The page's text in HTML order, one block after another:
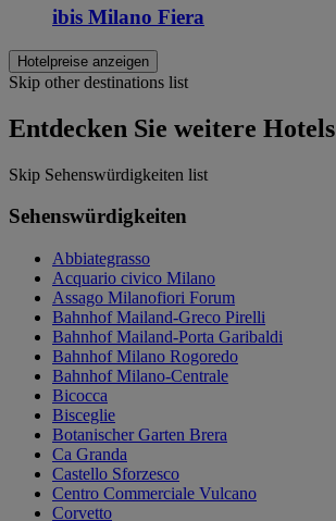
ibis Milano Fiera
Hotelpreise anzeigen
Skip other destinations list
Entdecken Sie weitere Hotels
Skip Sehenswürdigkeiten list
Sehenswürdigkeiten
Abbiategrasso
Acquario civico Milano
Assago Milanofiori Forum
Bahnhof Mailand-Greco Pirelli
Bahnhof Mailand-Porta Garibaldi
Bahnhof Milano Rogoredo
Bahnhof Milano-Centrale
Bicocca
Bisceglie
Botanischer Garten Brera
Ca Granda
Castello Sforzesco
Centro Commerciale Vulcano
Corvetto